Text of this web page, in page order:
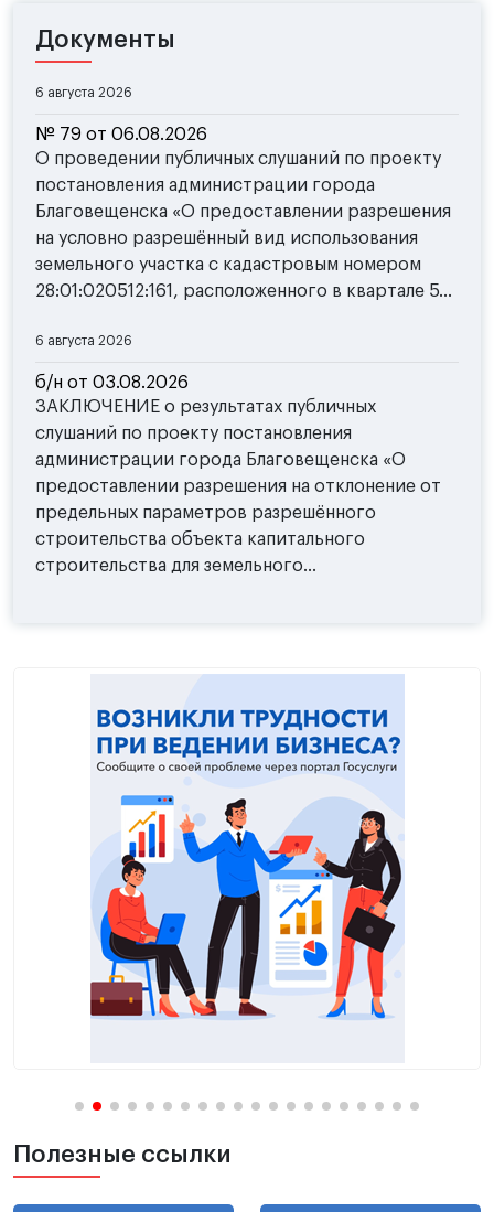
Документы
6 августа 2026
№ 79 от 06.08.2026
О проведении публичных слушаний по проекту
постановления администрации города
Благовещенска «О предоставлении разрешения
на условно разрешённый вид использования
земельного участка с кадастровым номером
28:01:020512:161, расположенного в квартале 5...
6 августа 2026
б/н от 03.08.2026
ЗАКЛЮЧЕНИЕ о результатах публичных
слушаний по проекту постановления
администрации города Благовещенска «О
предоставлении разрешения на отклонение от
предельных параметров разрешённого
строительства объекта капитального
строительства для земельного...
Полезные ссылки